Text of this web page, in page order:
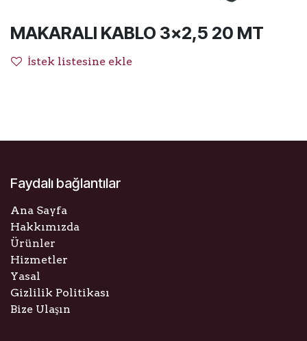
MAKARALI KABLO 3x2,5 20 MT
İstek listesine ekle
Faydalı bağlantılar
Ana Sayfa
Hakkımızda
Ürünler
Hizmetler
Yasal
Gizlilik Politikası
Bize Ulaşın